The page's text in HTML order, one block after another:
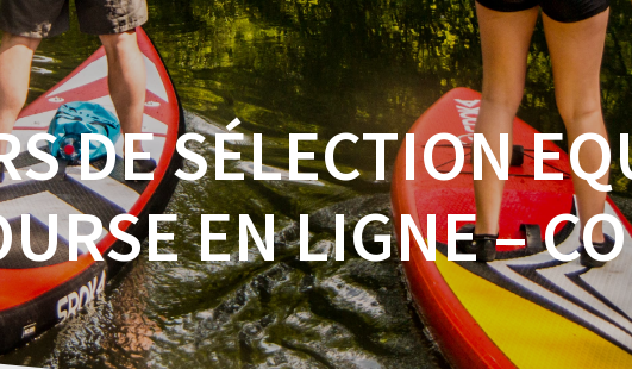
DE SÉLECTION
EN LIGNE –